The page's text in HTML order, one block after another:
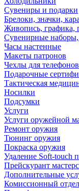
Сувениры и подарки
Брелоки, значки,
Живопись, графика,
Сувенирные
Часы настенные
Макеты патронов
Чехлы для телефонов
Подарочные
Тактическая
Носилки
Подсумки
Услуги
Услуги оружейной
Ремонт оружия
Тюнинг оружия
Покраска оружия
Удаление Soft-touch
Прейскурант
Дополнительные
Комиссионный отдел